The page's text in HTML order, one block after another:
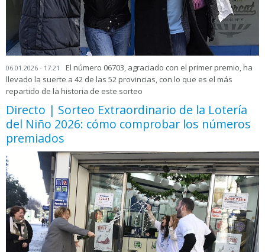
06.01.2026 - 17:21
El número 06703, agraciado con el primer premio, ha
llevado la suerte a 42 de las 52 provincias, con lo que es el más
repartido de la historia de este sorteo
Directo | Sorteo Extraordinario de la Lotería
del Niño 2026: cómo comprobar los números
premiados